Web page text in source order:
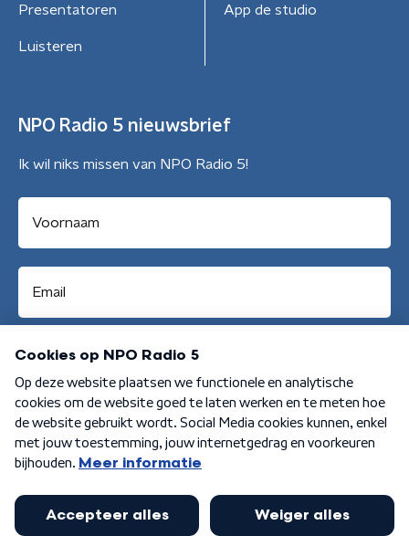
Presentatoren
Luisteren
App de studio
NPO Radio 5 nieuwsbrief
Ik wil niks missen van NPO Radio 5!
Aanmelden
Algemene voorwaarden Privacybeleid